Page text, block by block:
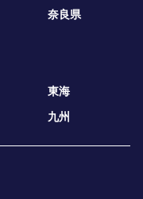
奈良県
東海
九州